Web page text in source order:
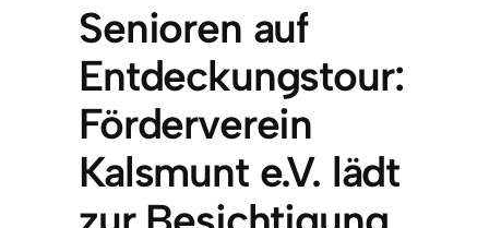
Senioren auf
Entdeckungstour:
Förderverein
Kalsmunt e.V. lädt